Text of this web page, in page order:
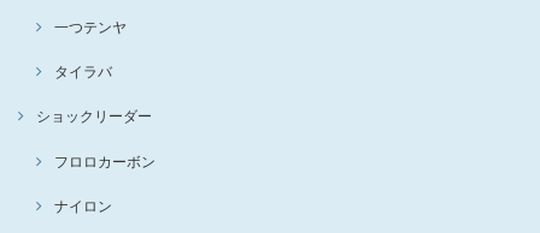
一つテンヤ
タイラバ
ショックリーダー
フロロカーボン
ナイロン